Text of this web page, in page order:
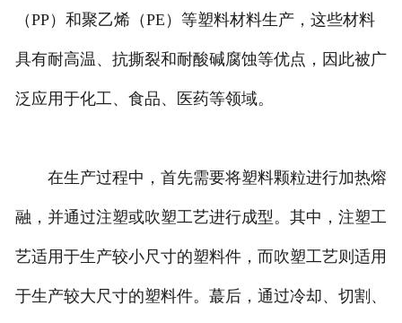
联系我们
（PP）和聚乙烯（PE）等塑料材料生产，这些材料
具有耐高温、抗撕裂和耐酸碱腐蚀等优点，因此被广
泛应用于化工、食品、医药等领域。
在生产过程中，首先需要将塑料颗粒进行加热熔
融，并通过注塑或吹塑工艺进行成型。其中，注塑工
艺适用于生产较小尺寸的塑料件，而吹塑工艺则适用
于生产较大尺寸的塑料件。蕞后，通过冷却、切割、